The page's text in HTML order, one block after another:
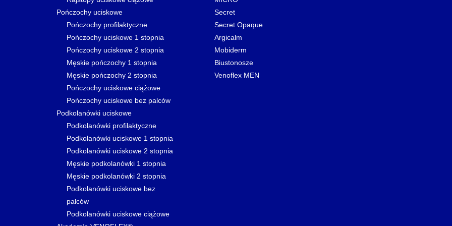
Pończochy uciskowe
Pończochy profilaktyczne
Pończochy uciskowe 1 stopnia
Pończochy uciskowe 2 stopnia
Męskie pończochy 1 stopnia
Męskie pończochy 2 stopnia
Pończochy uciskowe ciążowe
Pończochy uciskowe bez palców
Podkolanówki uciskowe
Podkolanówki profilaktyczne
Podkolanówki uciskowe 1 stopnia
Podkolanówki uciskowe 2 stopnia
Męskie podkolanówki 1 stopnia
Męskie podkolanówki 2 stopnia
Podkolanówki uciskowe bez
palców
Podkolanówki uciskowe ciążowe
Secret
Secret Opaque
Argicalm
Mobiderm
Biustonosze
Venoflex MEN